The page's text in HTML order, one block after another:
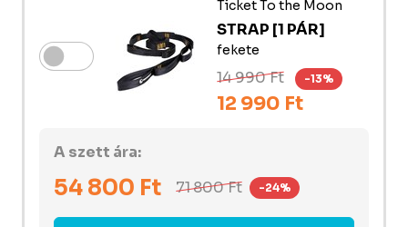
Ticket To the Moon
STRAP [1 PÁR]
fekete
14 990 Ft -13%
12 990 Ft
A szett ára:
54 800 Ft 71 800Ft -24%